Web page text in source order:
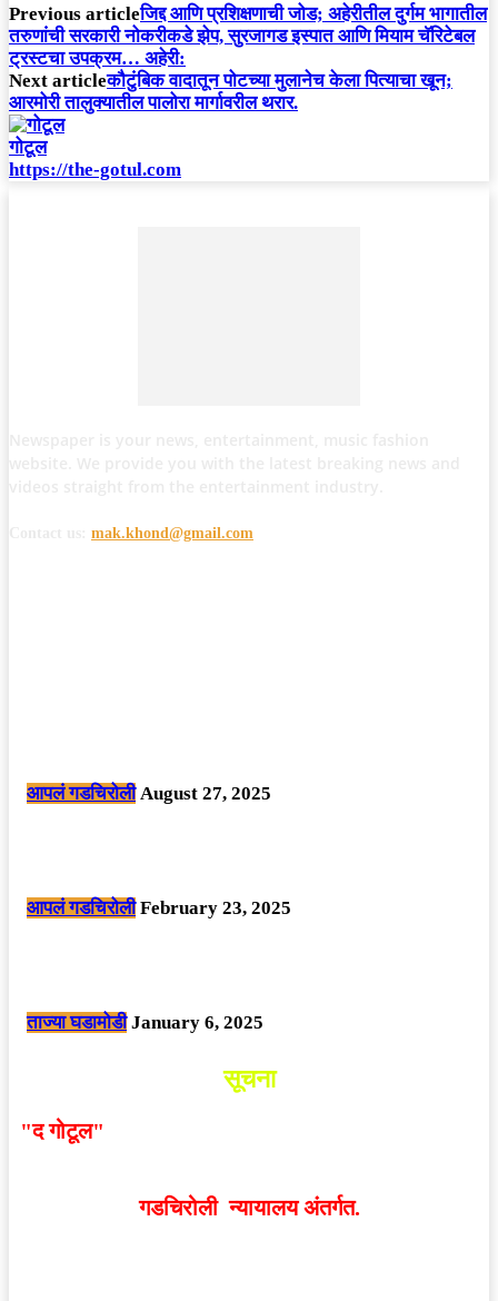
Previous articleजिद्द आणि प्रशिक्षणाची जोड; अहेरीतील दुर्गम भागातील
तरुणांची सरकारी नोकरीकडे झेप, सुरजागड इस्पात आणि मियाम चॅरिटेबल
ट्रस्टचा उपक्रम… अहेरी:
Next articleकौटुंबिक वादातून पोटच्या मुलानेच केला पित्याचा खून;
आरमोरी तालुक्यातील पालोरा मार्गावरील थरार.
गोटूल
https://the-gotul.com
mak.khond@gmail.com
आपलं गडचिरोली August 27, 2025
आपलं गडचिरोली February 23, 2025
ताज्या घडामोडी January 6, 2025
सूचना
"द गोटूल"
गडचिरोली न्यायालय अंतर्गत.